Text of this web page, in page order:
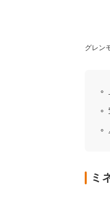
グレン
ミ